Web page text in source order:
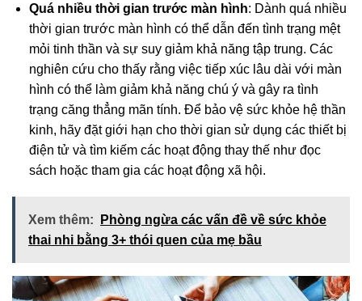
Quá nhiều thời gian trước màn hình: Dành quá nhiều
thời gian trước màn hình có thể dẫn đến tình trạng mệt
mỏi tinh thần và sự suy giảm khả năng tập trung. Các
nghiên cứu cho thấy rằng việc tiếp xúc lâu dài với màn
hình có thể làm giảm khả năng chú ý và gây ra tình
trạng căng thẳng mãn tính. Để bảo vệ sức khỏe hệ thần
kinh, hãy đặt giới hạn cho thời gian sử dụng các thiết bị
điện tử và tìm kiếm các hoạt động thay thế như đọc
sách hoặc tham gia các hoạt động xã hội.
Xem thêm:
Phòng ngừa các vấn đề về sức khỏe
thai nhi bằng 3+ thói quen của mẹ bầu